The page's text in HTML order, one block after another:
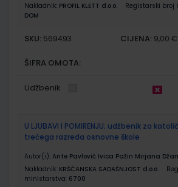
Nakladnik: PROFIL KLETT d.o.o. Registarski
DOM
SKU: 569493 CIJENA: 9,00 €
ŠIFRA OMOTA:
Udžbenik
U LJUBAVI I POMIRENJU; udžbenik za
trećega razreda osnovne škole
Autor(i): Ante Pavlović Ivica Pažin Mirjana
Nakladnik: KRŠĆANSKA SADAŠNJOST d.o.o.
ministarstva: 6700